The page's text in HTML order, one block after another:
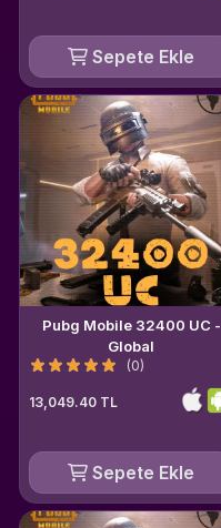
Sepete Ekle
Pubg Mobile 32400 UC -
Global
(0)
13,049.40 TL
Sepete Ekle